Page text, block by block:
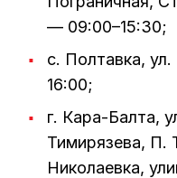
— 09:00–15:30;
с. Полтавка,
16:00;
г. Кара-Балта,
Тимирязева, П.
Николаевка,